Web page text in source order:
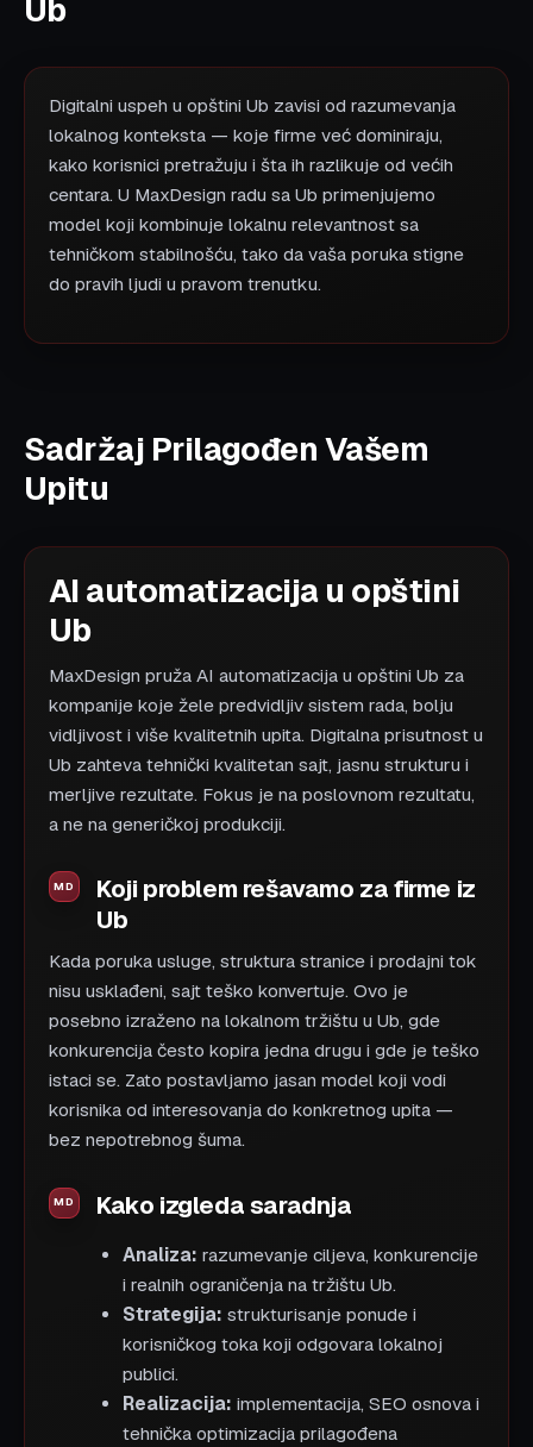
Ub
Digitalni uspeh u opštini Ub zavisi od razumevanja
lokalnog konteksta — koje firme već dominiraju,
kako korisnici pretražuju i šta ih razlikuje od većih
centara. U MaxDesign radu sa Ub primenjujemo
model koji kombinuje lokalnu relevantnost sa
tehničkom stabilnošću, tako da vaša poruka stigne
do pravih ljudi u pravom trenutku.
Sadržaj Prilagođen Vašem
Upitu
AI automatizacija u opštini
Ub
MaxDesign pruža AI automatizacija u opštini Ub za
kompanije koje žele predvidljiv sistem rada, bolju
vidljivost i više kvalitetnih upita. Digitalna prisutnost u
Ub zahteva tehnički kvalitetan sajt, jasnu strukturu i
merljive rezultate. Fokus je na poslovnom rezultatu,
a ne na generičkoj produkciji.
Koji problem rešavamo za firme iz
Ub
Kada poruka usluge, struktura stranice i prodajni tok
nisu usklađeni, sajt teško konvertuje. Ovo je
posebno izraženo na lokalnom tržištu u Ub, gde
konkurencija često kopira jedna drugu i gde je teško
istaci se. Zato postavljamo jasan model koji vodi
korisnika od interesovanja do konkretnog upita —
bez nepotrebnog šuma.
Kako izgleda saradnja
Analiza: razumevanje ciljeva, konkurencije
i realnih ograničenja na tržištu Ub.
Strategija: strukturisanje ponude i
korisničkog toka koji odgovara lokalnoj
publici.
Realizacija: implementacija, SEO osnova i
tehnička optimizacija prilagođena